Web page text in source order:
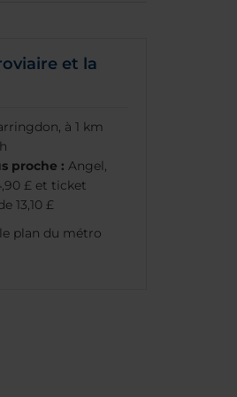
et la
à 1 km
proche : Angel,
£ et ticket
13,10 £
plan du métro